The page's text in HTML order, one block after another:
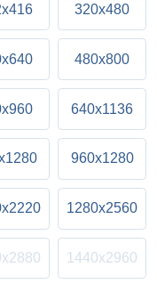
320x480
480x800
640x1136
960x1280
1280x2560
1440x2960